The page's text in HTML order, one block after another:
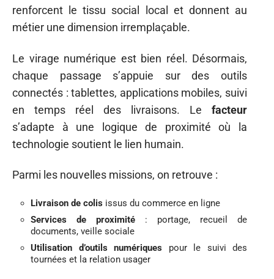
renforcent le tissu social local et donnent au
métier une dimension irremplaçable.
Le virage numérique est bien réel. Désormais,
chaque passage s’appuie sur des outils
connectés : tablettes, applications mobiles, suivi
en temps réel des livraisons. Le facteur
s’adapte à une logique de proximité où la
technologie soutient le lien humain.
Parmi les nouvelles missions, on retrouve :
Livraison de colis issus du commerce en ligne
Services de proximité : portage, recueil de
documents, veille sociale
Utilisation d’outils numériques pour le suivi des
tournées et la relation usager